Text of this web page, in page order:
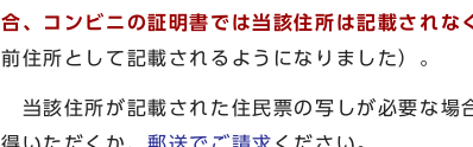
合、コンビニの証明書では当該住所は記載されな
前住所として記載されるようになりました）。
当該住所が記載された住民票の写しが必要な場